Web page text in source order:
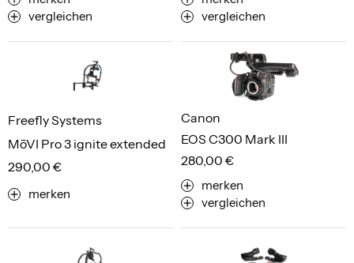
vergleichen
vergleichen
MōVI Pro 3 ignite extended
Freefly Systems
290,00 €
merken
EOS C300 Mark III
Canon
280,00 €
merken
vergleichen